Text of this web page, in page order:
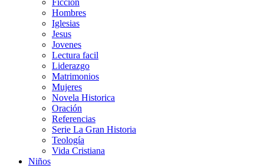
Ficcion
Hombres
Iglesias
Jesus
Jovenes
Lectura facil
Liderazgo
Matrimonios
Mujeres
Novela Historica
Oración
Referencias
Serie La Gran Historia
Teología
Vida Cristiana
Niños